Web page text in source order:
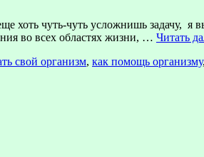
чуть-чуть усложнишь задачу, я
во всех областях жизни, … Читать
свой организм, как помощь организму,